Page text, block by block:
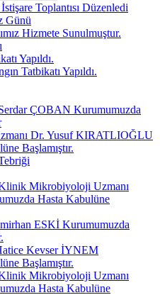
Toplantısı Düzenledi
Günü
Hizmete Sunulmuştur.
Yapıldı.
Tatbikatı Yapıldı.
ÇOBAN Kurumumuzda
Dr. Yusuf KIRATLIOĞLU
Başlamıştır.
Mikrobiyoloji Uzmanı
Hasta Kabulüne
ESKİ Kurumumuzda
Kevser İYNEM
Başlamıştır.
Mikrobiyoloji Uzmanı
Hasta Kabulüne